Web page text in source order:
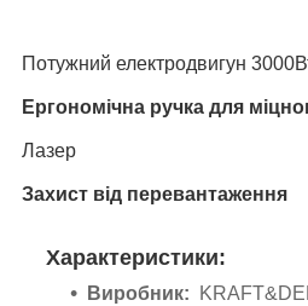
Характеристики:
Виробник:
Захист від перевантаження
Лазер
Ергономічна ручка для
Потужний електродвигун